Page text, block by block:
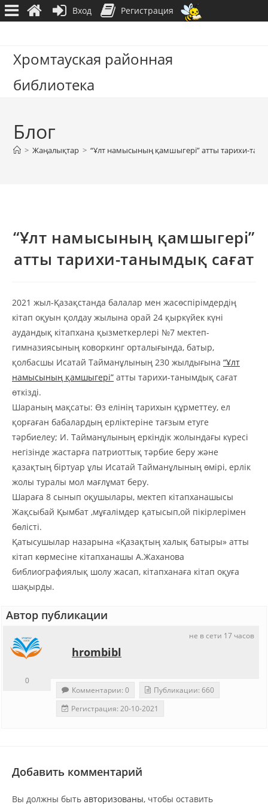
содержимому
Хромтауская районная
библиотека
Блог
> Жаңалықтар > “Ұлт намысының қамшыгері” атты тарихи-
“Ұлт намысының қамшыгері”
атты тарихи-танымдық сағат
2021 жыл-Қазақстанда балалар мен жасөспірімдердің
кітап оқуын қолдау жылына орай 24 қыркүйек күні
аудандық кітапхана қызметкерлері №7 мектеп-
гимназиясының коворкинг орталығында, батыр,
қолбасшы Исатай Тайманұлының 230 жылдығына “Ұлт
намысының қамшыгері” атты тарихи-танымдық сағат
өткізді.
Шараның мақсаты: Өз елінің тарихын құрметтеу, ел
қорғаған бабалардың ерліктеріне тағзым етуге
тәрбиелеу; И. Тайманұлының еркіндік жолындағы күресі
негізінде жастарға патриоттық тәрбие беру және
қазақтың біртуар ұлы Исатай Тайманұлының өмірі, ерлік
жолы туралы мол мағлұмат беру.
Шараға 8 сынып оқушылары, мектеп кітапханашысы
Жақсыбай Қымбат ,мұғалімдер қатысып,ой пікірлерімен
бөлісті.
Қатысушылар назарына «Қазақтың халық батыры» атты
кітап көрмесіне кітапханашы А.Жаханова
библиографиялық шолу жасап, кітапханаға кітап оқуға
шақырды.
Автор публикации
не в сети 17 часов
hrombibl
0
Комментарии: 0
Публикации: 660
Регистрация: 20-10-2021
Добавить комментарий
Вы должны быть авторизованы, чтобы оставить
Вход Регистрация